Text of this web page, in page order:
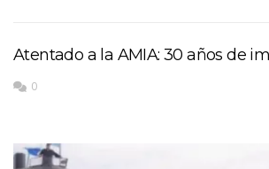
Atentado a la AMIA: 30 años de
0